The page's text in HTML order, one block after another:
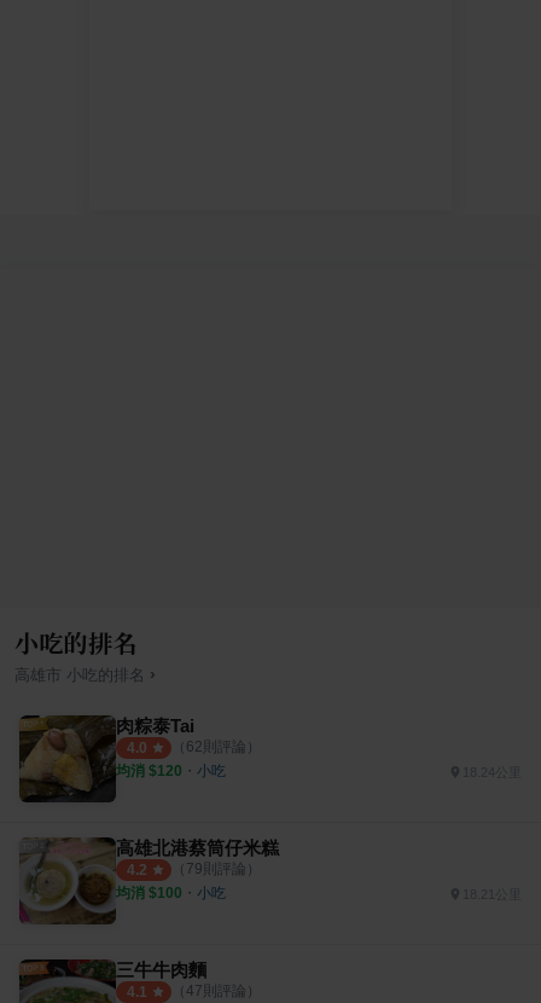
小吃的排名
高雄市 小吃 的排名 ›
肉粽泰Tai
4.0 （ 62則評論）
均消 $120 ・ 小吃 18.24公里
高雄北港蔡筒仔米糕
4.2 （ 79則評論）
均消 $100 ・ 小吃
三牛牛肉麵
4.1 （ 47則評論）